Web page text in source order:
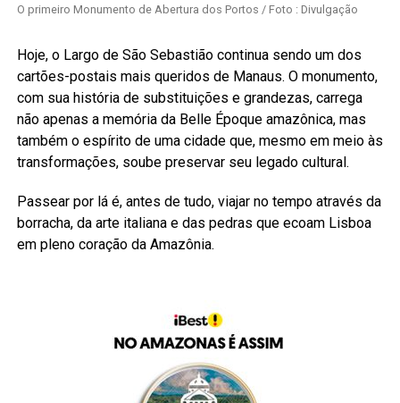
O primeiro Monumento de Abertura dos Portos / Foto : Divulgação
Hoje, o Largo de São Sebastião continua sendo um dos
cartões-postais mais queridos de Manaus. O monumento,
com sua história de substituições e grandezas, carrega
não apenas a memória da Belle Époque amazônica, mas
também o espírito de uma cidade que, mesmo em meio às
transformações, soube preservar seu legado cultural.
Passear por lá é, antes de tudo, viajar no tempo através da
borracha, da arte italiana e das pedras que ecoam Lisboa
em pleno coração da Amazônia.